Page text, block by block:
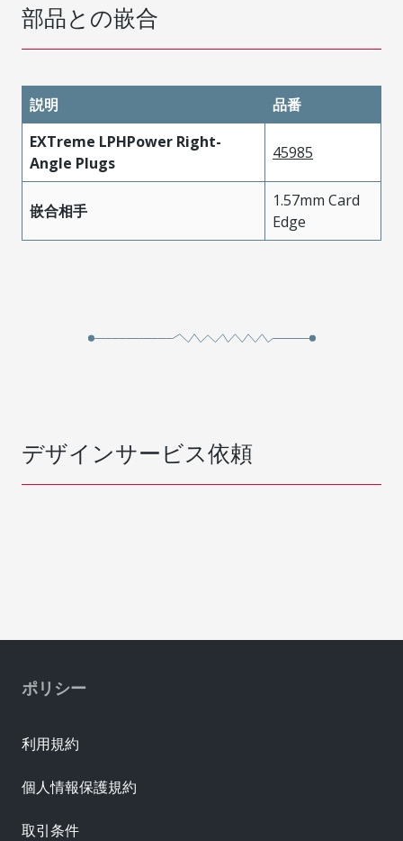
部品との嵌合
説明
品番
EXTreme LPHPower Right-
Angle Plugs
45985
嵌合相手
1.57mm Card
Edge
デザインサービス依頼
ポリシー
利用規約
個人情報保護規約
取引条件